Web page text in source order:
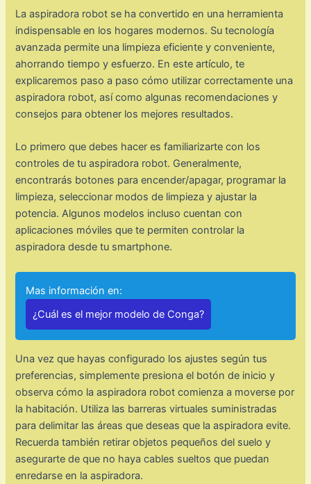
La aspiradora robot se ha convertido en una herramienta
indispensable en los hogares modernos. Su tecnología
avanzada permite una limpieza eficiente y conveniente,
ahorrando tiempo y esfuerzo. En este artículo, te
explicaremos paso a paso cómo utilizar correctamente una
aspiradora robot, así como algunas recomendaciones y
consejos para obtener los mejores resultados.
Lo primero que debes hacer es familiarizarte con los
controles de tu aspiradora robot. Generalmente,
encontrarás botones para encender/apagar, programar la
limpieza, seleccionar modos de limpieza y ajustar la
potencia. Algunos modelos incluso cuentan con
aplicaciones móviles que te permiten controlar la
aspiradora desde tu smartphone.
Mas información en:
¿Cuál es el mejor modelo de Conga?
Una vez que hayas configurado los ajustes según tus
preferencias, simplemente presiona el botón de inicio y
observa cómo la aspiradora robot comienza a moverse por
la habitación. Utiliza las barreras virtuales suministradas
para delimitar las áreas que deseas que la aspiradora evite.
Recuerda también retirar objetos pequeños del suelo y
asegurarte de que no haya cables sueltos que puedan
enredarse en la aspiradora.